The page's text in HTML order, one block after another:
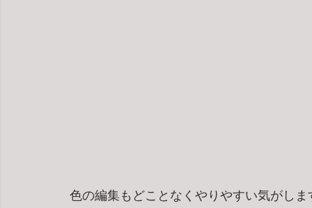
色の編集もどことなくやりやすい気がしま